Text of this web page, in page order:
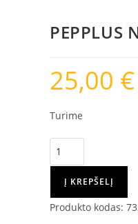
PUDRA,
G
PEPPLUS
25,00 €
Turime
produkto
kiekis:
PEPPLUS
NO
SEBUM
Į KREPŠELĮ
Produkto kodas: